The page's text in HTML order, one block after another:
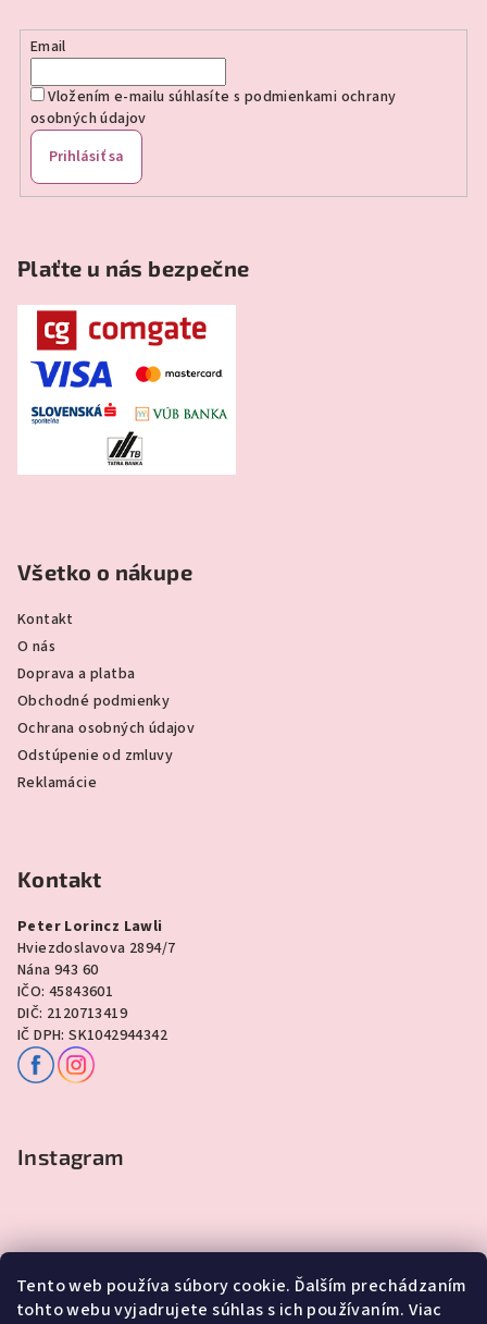
Tento web používa súbory cookie. Ďalším prechádzaním
tohto webu vyjadrujete súhlas s ich používaním. Viac
Email
Vložením e-mailu súhlasíte s podmienkami ochrany
osobných údajov
Prihlásiť sa
Plaťte u nás bezpečne
Všetko o nákupe
Kontakt
O nás
Doprava a platba
Obchodné podmienky
Ochrana osobných údajov
Odstúpenie od zmluvy
Reklamácie
Kontakt
Peter Lorincz Lawli
Hviezdoslavova 2894/7
Nána 943 60
IČO: 45843601
DIČ: 2120713419
IČ DPH: SK1042944342
Instagram